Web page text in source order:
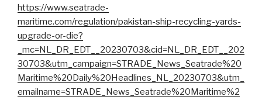
https://www.seatrade-
maritime.com/regulation/pakistan-ship-recycling-yards-
upgrade-or-die?
_mc=NL_DR_EDT__20230703&cid=NL_DR_EDT__202
30703&utm_campaign=STRADE_News_Seatrade%20
Maritime%20Daily%20Headlines_NL_20230703&utm_
emailname=STRADE_News_Seatrade%20Maritime%2